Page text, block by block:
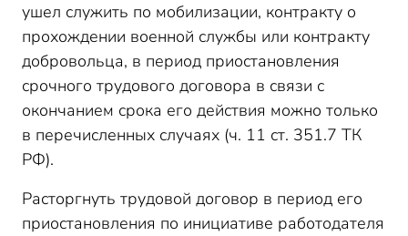
ушел служить по мобилизации, контракту о
прохождении военной службы или контракту
добровольца, в период приостановления
срочного трудового договора в связи с
окончанием срока его действия можно только
в перечисленных случаях (ч. 11 ст. 351.7 ТК
РФ).
Расторгнуть трудовой договор в период его
приостановления по инициативе работодателя